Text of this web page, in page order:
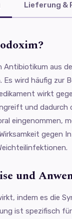
Lieferung &
aus
wird häufig zur
wirkt
und dadurch
eingenommen,
gegen
und
indem es die
ist spezifisch